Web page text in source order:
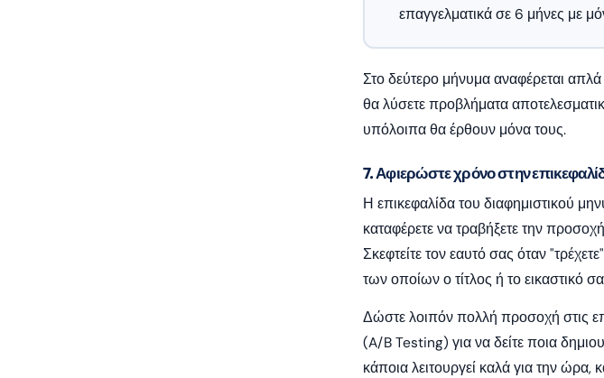
επαγγελματικά σε 6 μήνες με
Στο δεύτερο μήνυμα αναφέρεται
θα λύσετε προβλήματα
υπόλοιπα θα έρθουν μόνα τους.
7. Αφιερώστε χρόνο στην
Η επικεφαλίδα του διαφημιστικού
καταφέρετε να τραβήξετε την
Σκεφτείτε τον εαυτό σας όταν
των οποίων ο τίτλος ή το εικαστικό
Δώστε λοιπόν πολλή προσοχή στις
(A/B Testing) για να δείτε ποια
κάποια λειτουργεί καλά για την